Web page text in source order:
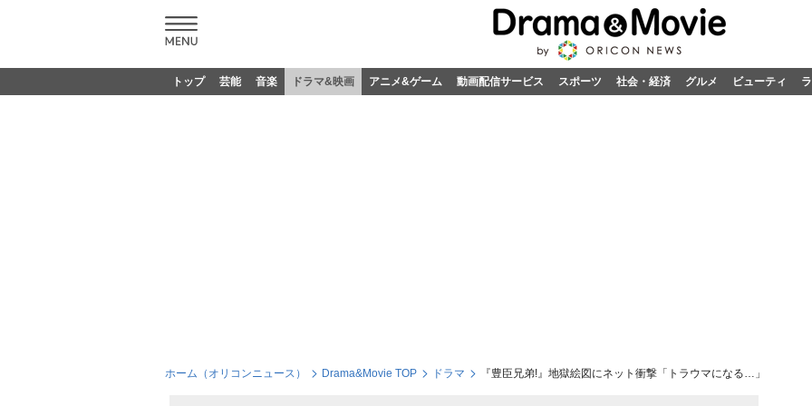
トップ 芸能 音楽 ドラマ&映画 アニメ&ゲーム 動画配信サービス スポーツ 社会・経済 グルメ ビューティ
ホーム（オリコンニュース） Drama&Movie TOP ドラマ 『豊臣兄弟!』地獄絵図にネット衝撃「トラウマになる…」